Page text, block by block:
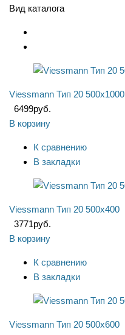
Вид каталога
Viessmann Тип 20 500x1000
6499руб.
В корзину
К сравнению
В закладки
Viessmann Тип 20 500x400
3771руб.
В корзину
К сравнению
В закладки
Viessmann Тип 20 500x600